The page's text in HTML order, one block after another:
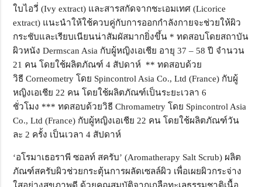
ใบไอวี่ (Ivy extract) และสารสกัดจากชะเอมเทศ (Licorice
extract) แนะนำให้ใช้ควบคู่กับการออกกำลังกายจะช่วยให้ผิว
กระชับและเรียบเนียนน่าสัมผัสมากยิ่งขึ้น * ทดสอบโดยสถาบัน
ผิวหนังDermscan Asia กับผู้หญิงเอเชีย อายุ 37 –58 ปี จำนวน
21 คน โดยใช้ผลิตภัณฑ์ 4 สัปดาห์ ** ทดสอบด้วย
วิธีCorneometryโดย Spincontrol Asia Co., Ltd (France) กับผู้
หญิงเอเชีย 22 คน โดยใช้ผลิตภัณฑ์เป็นระยะเวลา 6
ชั่วโมง *** ทดสอบด้วยวิธีChromametryโดย Spincontrol Asia
Co., Ltd (France) กับผู้หญิงเอเชีย 22 คน โดยใช้ผลิตภัณฑ์วัน
ละ 2 ครั้ง เป็นเวลา 4 สัปดาห์
‘อโรมาเธอราพี ซอลท์ สครับ’ (Aromatherapy Salt Scrub) ผลิต
ภัณฑ์สครับผิวช่วยกระตุ้นการผลัดเซลล์ผิว เพื่อเผยผิวกระจ่าง